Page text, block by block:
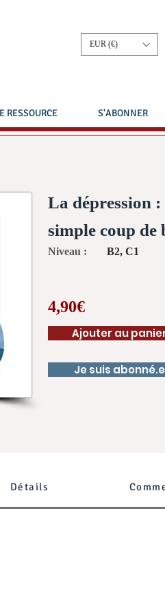
EUR (€)
RESSOURCE S'ABONNER
La dépression
simple coup de
Niveau : B2, C1
4,90€
Ajouter au
Je suis abonné.e
Détails